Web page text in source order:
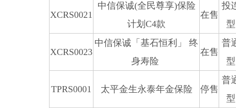
XCRS0021
中信保诚(全民尊享)保险
计划C4款
在售
投
型
XCRS0023
中信保诚「基石恒利」 终
身寿险
在售
普
型
TPRS0001 太平金生永泰年金保险 停售
普
型